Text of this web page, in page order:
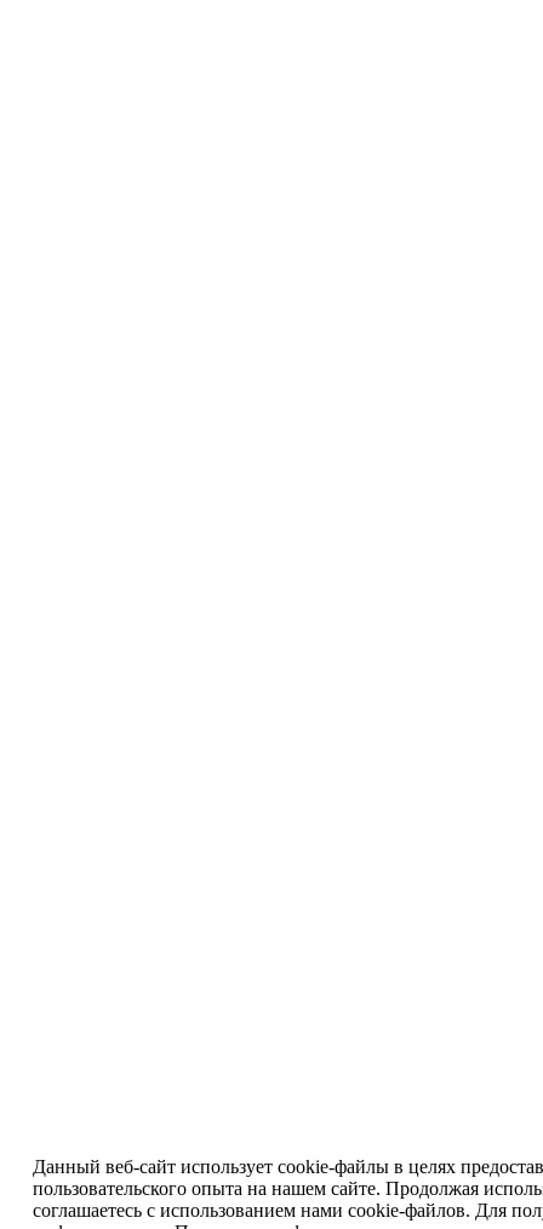
Данный веб-сайт использует cookie-файлы в целях
пользовательского опыта на нашем сайте. Продолжая
соглашаетесь с использованием нами cookie-файлов. Для